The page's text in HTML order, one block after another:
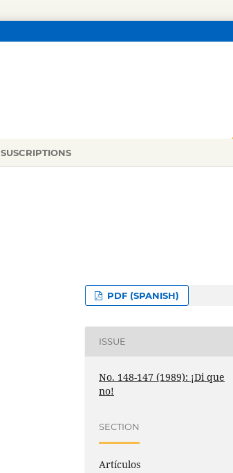
SUSCRIPTIONS
PDF (SPANISH)
ISSUE
No. 148-147 (1989): ¡Di que
no!
SECTION
Artículos